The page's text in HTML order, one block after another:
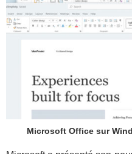
Microsoft Office sur